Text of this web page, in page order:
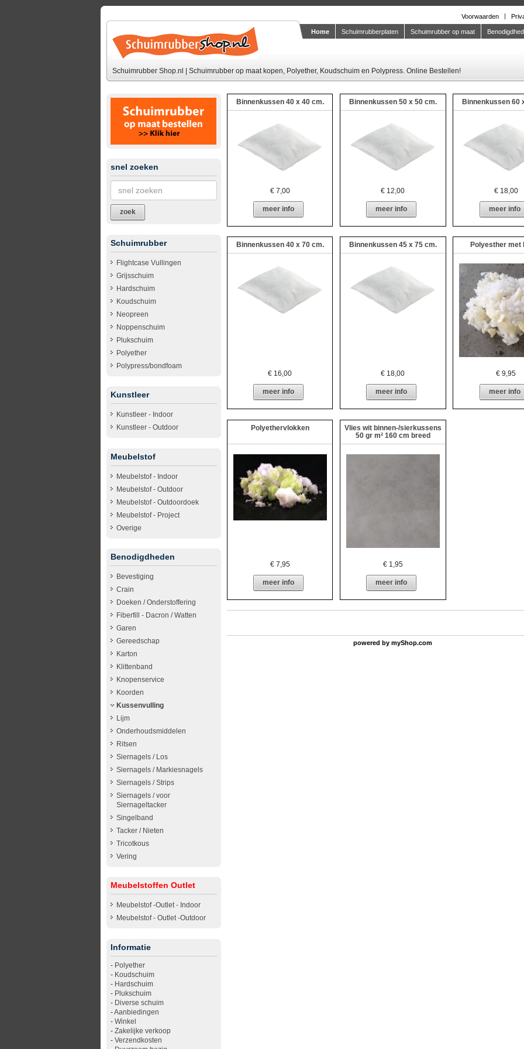
Voorwaarden
Schuimrubber Shop.nl | Schuimrubber op maat kopen, Polyether, Koudschuim en Polypress. Online Bestellen!
Home Schuimrubberplaten Schuimrubber op maat
snel zoeken
zoek
Schuimrubber
Flightcase Vullingen
Grijsschuim
Hardschuim
Koudschuim
Neopreen
Noppenschuim
Plukschuim
Polyether
Polypress/bondfoam
Kunstleer
Kunstleer - Indoor
Kunstleer - Outdoor
Meubelstof
Meubelstof - Indoor
Meubelstof - Outdoor
Meubelstof - Outdoordoek
Meubelstof - Project
Overige
Benodigdheden
Bevestiging
Crain
Doeken / Onderstoffering
Fiberfill - Dacron / Watten
Garen
Gereedschap
Karton
Klittenband
Knopenservice
Koorden
Kussenvulling
Lijm
Onderhoudsmiddelen
Ritsen
Siernagels / Los
Siernagels / Markiesnagels
Siernagels / Strips
Siernagels / voor
Siernageltacker
Singelband
Tacker / Nieten
Tricotkous
Vering
Meubelstoffen Outlet
Meubelstof -Outlet - Indoor
Meubelstof - Outlet -Outdoor
Informatie
- Polyether
- Koudschuim
- Hardschuim
- Plukschuim
- Diverse schuim
-Aanbiedingen
- Winkel
- Zakelijke verkoop
- Verzendkosten
Binnenkussen 40 x 40 cm.
€ 7,00
meer info
Binnenkussen 50 x 50 cm.
€ 12,00
meer info
Binnenkussen 60
€ 18,00
meer info
Binnenkussen 40 x 70 cm.
€ 16,00
meer info
Binnenkussen 45 x 75 cm.
€ 18,00
meer info
Polyesther met
€9,95
meer info
Polyethervlokken
€ 7,95
meer info
Vlies wit binnen-/sierkussens
50 gr m² 160 cm breed
€ 1,95
meer info
powered bymyShop.com